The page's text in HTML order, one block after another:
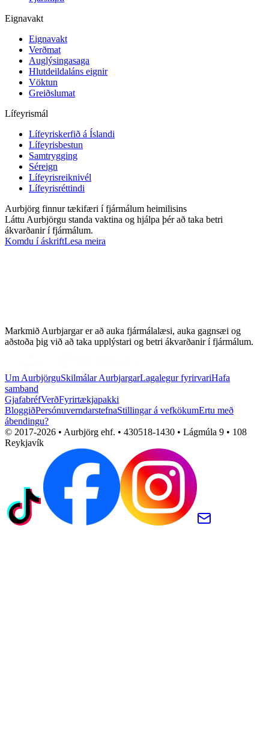
Eignavakt
Eignavakt
Verðmat
Auglýsingasaga
Hlutdeildaláns eignir
Vöktun
Greiðslumat
Lífeyrismál
Lífeyriskerfið á Íslandi
Lífeyrisbestun
Samtrygging
Séreign
Lífeyrisreiknivél
Lífeyrisréttindi
Aurbjörg finnur tækifæri í fjármálum heimilisins
Láttu Aurbjörgu standa vaktina og hjálpa þér að taka betri
ákvarðanir í fjármálum.
Komdu í áskriftLesa meira
Markmið Aurbjargar er að auka fjármálalæsi, auka gagnsæi og
aðstoða þig við að taka upplýstari og betri ákvarðanir í fjármálum.
Um AurbjörguSkilmálar AurbjargarLagalegur fyrirvariHafa
samband
GjafabréfVerðFyrirtækjapakki
BloggiðPersónuverndarstefnaStillingar á vefkökumErtu með
ábendingu?
© 2017-2026 • Aurbjörg ehf. • 430518-1430 • Lágmúla 9 • 108
Reykjavík